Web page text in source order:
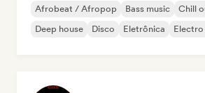
Afrobeat / Afropop Bass music Chill
Deep house
Disco Eletrônica